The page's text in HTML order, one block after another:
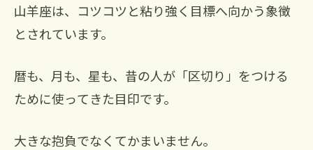
山羊座は、コツコツと粘り強く目標へ向かう象徴
とされています。
暦も、月も、星も、昔の人が「区切り」をつける
ために使ってきた目印です。
大きな抱負でなくてかまいません。